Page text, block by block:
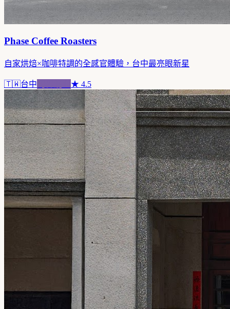
Phase Coffee Roasters
自家烘焙×咖啡特調的全感官體驗，台中最亮眼新星
🇹🇼台中 ★ 4.5